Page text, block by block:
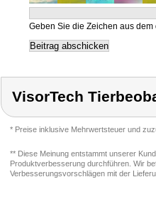
Geben Sie die Zeichen aus
VisorTech
* Preise inklusive Mehrwertsteuer und
** Diese Meinung entstammt unserer
Produktverbesserung durchführen. Wir
Verbesserungsvorschlägen mit der